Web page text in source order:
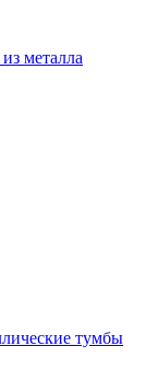
металла
тумбы